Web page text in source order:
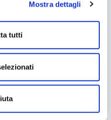
(solo cookie tecnici
Mostra dettagli
tutti